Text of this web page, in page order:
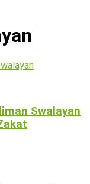
Swalayan